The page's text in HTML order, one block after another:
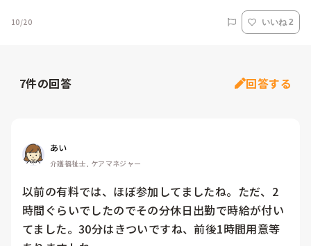
10/20 いいね 2
7件の回答 回答する
あい
介護福祉士, ケアマネジャー
以前の有料では、ほぼ参加してましたね。ただ、2
時間ぐらいでしたのでその分休日出勤で時給が付い
てました。30分はきついですね、前後1時間用意等